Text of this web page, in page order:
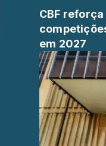
CBF
em 2027